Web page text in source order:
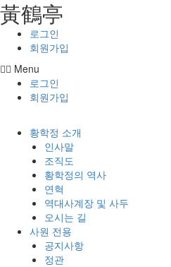
콘텐츠로
건너뛰기
⿈鶴亭
로그인
회원가입
Menu
로그인
회원가입
황학정 소개
인사말
조직도
황학정의 역사
연혁
역대사계장 및 사두
오시는 길
사원 전용
공지사항
정관